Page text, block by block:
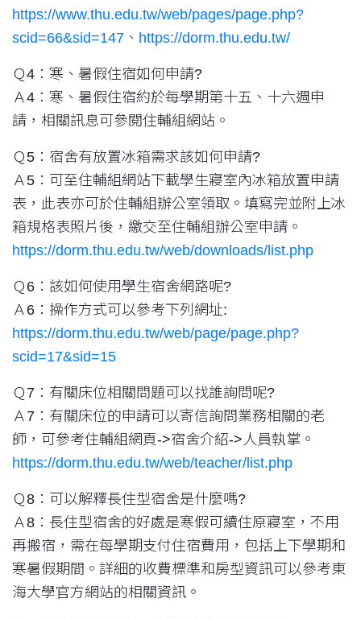
https://www.thu.edu.tw/web/pages/page.php?
scid=66&sid=147 、 https://dorm.thu.edu.tw/
Ｑ4：寒、暑假住宿如何申請?
Ａ4：寒、暑假住宿約於每學期第十五、十六週申
請，相關訊息可參閱住輔組網站。
Ｑ5：宿舍有放置冰箱需求該如何申請?
Ａ5：可至住輔組網站下載學生寢室內冰箱放置申請
表，此表亦可於住輔組辦公室領取。填寫完並附上冰
箱規格表照片後，繳交至住輔組辦公室申請。
https://dorm.thu.edu.tw/web/downloads/list.php
Ｑ6：該如何使用學生宿舍網路呢?
Ａ6：操作方式可以參考下列網址:
https://dorm.thu.edu.tw/web/page/page.php?
scid=17&sid=15
Ｑ7：有關床位相關問題可以找誰詢問呢?
Ａ7：有關床位的申請可以寄信詢問業務相關的老
師，可參考住輔組網頁->宿舍介紹->人員執掌。
https://dorm.thu.edu.tw/web/teacher/list.php
Ｑ8：可以解釋長住型宿舍是什麼嗎?
Ａ8：長住型宿舍的好處是寒假可續住原寢室，不用
再搬宿，需在每學期支付住宿費用，包括上下學期和
寒暑假期間。詳細的收費標準和房型資訊可以參考東
海大學官方網站的相關資訊。